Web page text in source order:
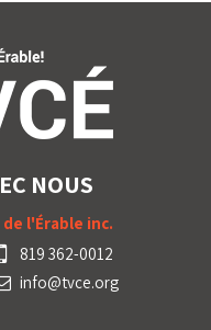
NOUS
l'Érable inc.
819 362-0012
info@tvce.org